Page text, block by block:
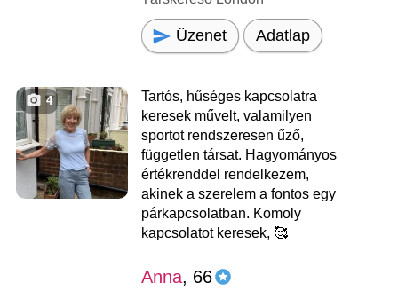
Üzenet Adatlap
4
Tartós, hűséges kapcsolatra
keresek művelt, valamilyen
sportot rendszeresen űző,
független társat. Hagyományos
értékrenddel rendelkezem,
akinek a szerelem a fontos egy
párkapcsolatban. Komoly
kapcsolatot keresek, 🥰
Anna, 66